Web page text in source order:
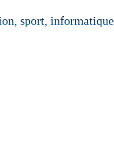
sport, informatique